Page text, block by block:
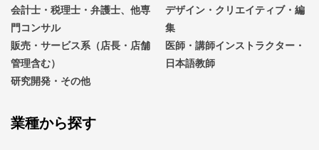
会計士・税理士・弁護士、他専
門コンサル
デザイン・クリエイティブ・編
集
販売・サービス系（店長・店舗
管理含む）
医師・講師インストラクター・
日本語教師
研究開発・その他
業種から探す